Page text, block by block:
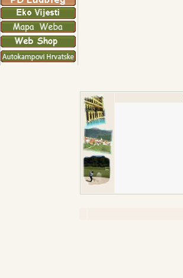
Kolac-Podki